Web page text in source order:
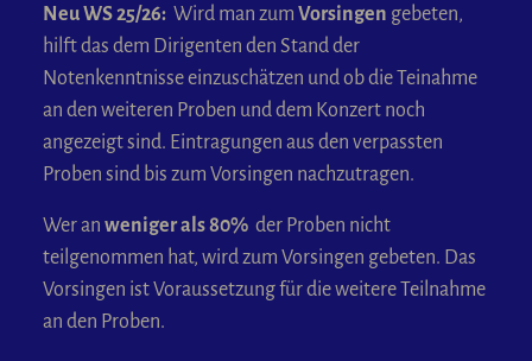
Neu WS 25/26: Wird man zum Vorsingen gebeten,
hilft das dem Dirigenten den Stand der
Notenkenntnisse einzuschätzen und ob die Teinahme
an den weiteren Proben und dem Konzert noch
angezeigt sind. Eintragungen aus den verpassten
Proben sind bis zum Vorsingen nachzutragen.
Wer an weniger als 80% der Proben nicht
teilgenommen hat, wird zum Vorsingen gebeten. Das
Vorsingen ist Voraussetzung für die weitere Teilnahme
an den Proben.